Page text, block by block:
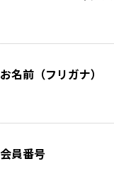
お名前（フリガナ）
会員番号